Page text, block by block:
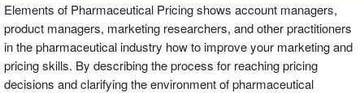
Elements of Pharmaceutical Pricing shows account managers,
product managers, marketing researchers, and other practitioners
in the pharmaceutical industry how to improve your marketing and
pricing skills. By describing the process for reaching pricing
decisions and clarifying the environment of pharmaceutical